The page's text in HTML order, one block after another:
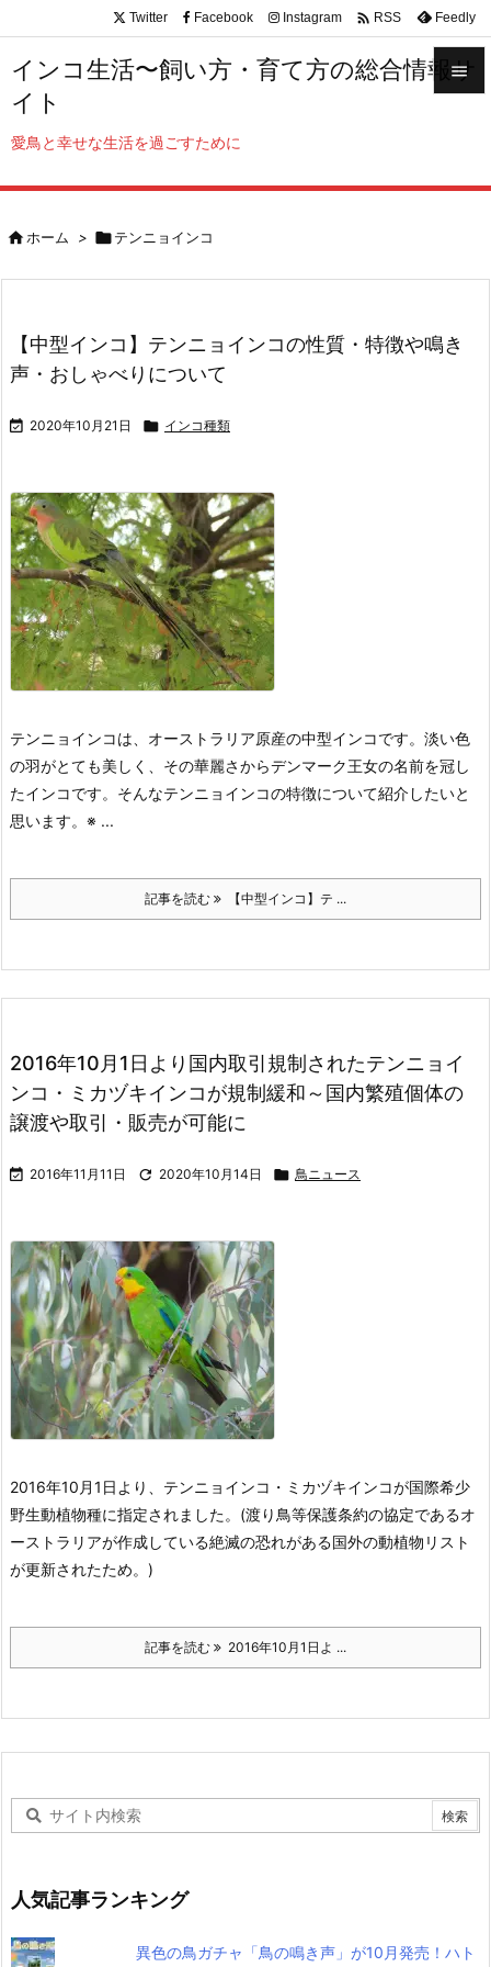
インコ生活〜飼い方・育て方の総合情報サ
イト
愛鳥と幸せな生活を過ごすために

サイド


Twitter Facebook Instagram  RSS Feedly
ホーム > テンニョインコ
【中型インコ】テンニョインコの性質・特徴や鳴き
声・おしゃべりについて
 2020年10月21日  インコ種類
テンニョインコは、オーストラリア原産の中型インコです。 淡い色
の羽がとても美しく、その華麗さからデンマーク王女の名前を冠し
たインコです。 そんなテンニョインコの特徴について紹介したいと
思います。 ※ ...
記事を読む 【中型インコ】テ ...
2016年10月1日より国内取引規制されたテンニョイ
ンコ・ミカヅキインコが規制緩和～国内繁殖個体の
譲渡や取引・販売が可能に
 2016年11月11日  2020年10月14日  鳥ニュース
2016年10月1日より、テンニョインコ・ミカヅキインコが国際希少
野生動植物種に指定されました。 (渡り鳥等保護条約の協定であるオ
ーストラリアが作成している絶滅の恐れがある国外の動植物リスト
が更新されたため。)
記事を読む 2016年10月1日よ ...
人気記事ランキング
異色の鳥ガチャ「鳥の鳴き声」が10月発売！ハト